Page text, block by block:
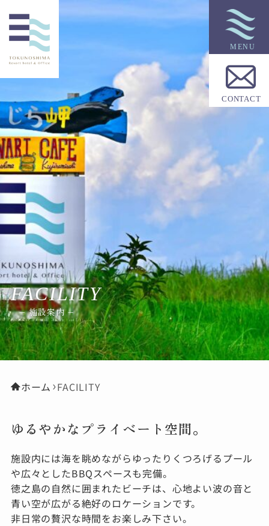
HOME
トップページ
ABOUT
徳之島リゾートホテル＆オフィスについて
ROOMS
ご宿泊
Cafe&Restaurant
FACILITY
施設案内
INFORMATION
お知らせ
ACCESS
ホテルへのアクセス
Reservation
ご宿泊の予約はこちら
Tel.0997-83-3501
PRIVACY POLICY
SOCIAL MEDIA POLICY
CONTACT
FACILITY
– 施設案内 –
ホーム FACILITY
ゆるやかなプライベート空間。
施設内には海を眺めながらゆったりくつろげるプール
や広々としたBBQスペースも完備。
徳之島の自然に囲まれたビーチは、心地よい波の音と
青い空が広がる絶好のロケーションです。
非日常の贅沢な時間をお楽しみ下さい。